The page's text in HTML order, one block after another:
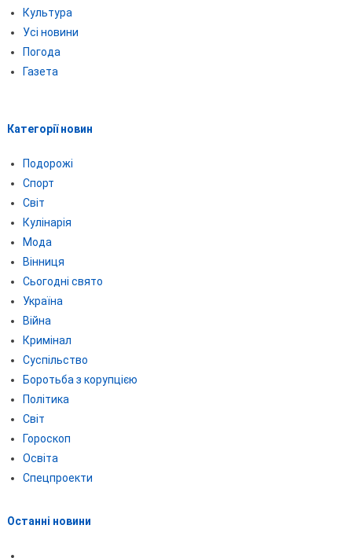
Культура
Усі новини
Погода
Газета
Категорії новин
Подорожі
Спорт
Світ
Кулінарія
Мода
Вінниця
Сьогодні свято
Україна
Війна
Кримінал
Суспільство
Боротьба з корупцією
Політика
Світ
Гороскоп
Освіта
Спецпроекти
Останні новини